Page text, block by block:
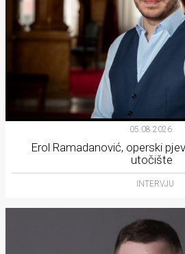
05.08.2026.
Erol Ramadanović, operski
utočište
INTERVJU